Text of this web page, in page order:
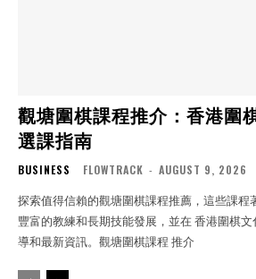
觀塘圍棋課程推介：香港圍
選課指南
BUSINESS FLOWTRACK - AUGUST 9, 2026
探索值得信賴的觀塘圍棋課程推薦，這些課程
豐富的教練和長期技能發展，並在 香港圍棋
導和最新資訊。觀塘圍棋課程 推介